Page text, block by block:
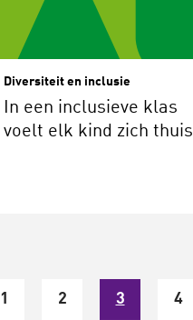
Diversiteit en inclusie
In een inclusieve klas
voelt elk kind zich thuis
1 2 3 4